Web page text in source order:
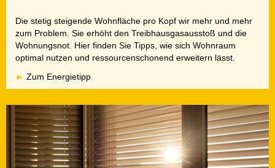
Die stetig steigende Wohnfläche pro Kopf wir mehr und mehr
zum Problem. Sie erhöht den Treibhausgasausstoß und die
Wohnungsnot. Hier finden Sie Tipps, wie sich Wohnraum
optimal nutzen und ressourcenschonend erweitern lässt.
Zum Energietipp